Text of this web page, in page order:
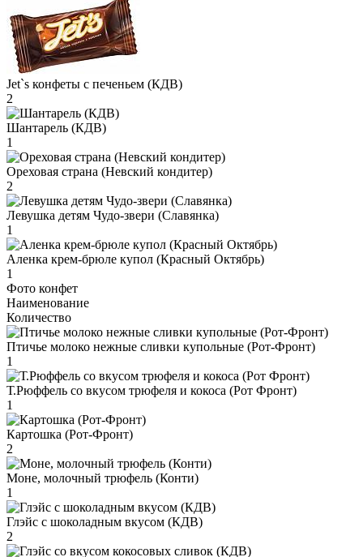
Jet`s конфеты с печеньем (КДВ)
2
Шантарель (КДВ)
1
Ореховая страна (Невский кондитер)
2
Левушка детям Чудо-звери (Славянка)
1
Аленка крем-брюле купол (Красный Октябрь)
1
Фото конфет
Наименование
Количество
Птичье молоко нежные сливки купольные (Рот-Фронт)
1
Т.Рюффель со вкусом трюфеля и кокоса (Рот Фронт)
1
Картошка (Рот-Фронт)
2
Моне, молочный трюфель (Конти)
1
Глэйс с шоколадным вкусом (КДВ)
2